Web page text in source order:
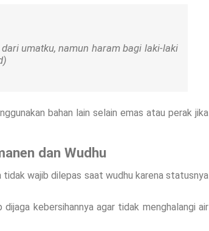
umatku, namun haram bagi laki-laki
bahan lain selain emas atau perak jika
dan Wudhu
tidak wajib dilepas saat wudhu karena statusnya
kebersihannya agar tidak menghalangi air